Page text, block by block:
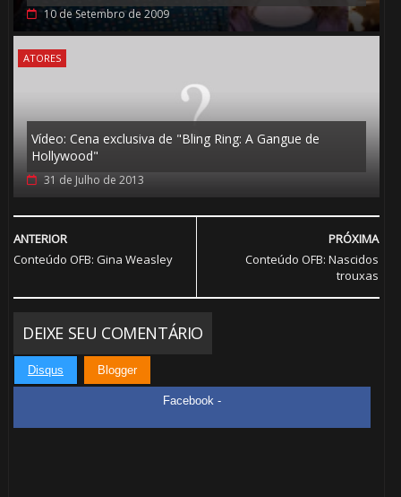
10 de Setembro de 2009
ATORES
Vídeo: Cena exclusiva de "Bling Ring: A Gangue de
Hollywood"
31 de Julho de 2013
PRÓXIMA
Conteúdo OFB: Nascidos
trouxas
ANTERIOR
Conteúdo OFB: Gina Weasley
DEIXE SEU COMENTÁRIO
Disqus Blogger
Facebook -
🎈
1️⃣ 8️⃣